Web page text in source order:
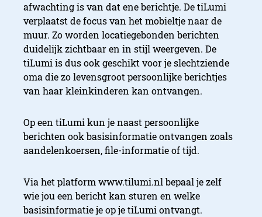
afwachting is van dat ene berichtje. De tiLumi
verplaatst de focus van het mobieltje naar de
muur. Zo worden locatiegebonden berichten
duidelijk zichtbaar en in stijl weergeven. De
tiLumi is dus ook geschikt voor je slechtziende
oma die zo levensgroot persoonlijke berichtjes
van haar kleinkinderen kan ontvangen.
Op een tiLumi kun je naast persoonlijke
berichten ook basisinformatie ontvangen zoals
aandelenkoersen, file-informatie of tijd.
Via het platform www.tilumi.nl bepaal je zelf
wie jou een bericht kan sturen en welke
basisinformatie je op je tiLumi ontvangt.